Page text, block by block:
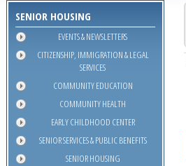
SENIOR HOUSING
EVENTS & NEWSLETTERS
CITIZENSHIP, IMMIGRATION & LEGAL
SERVICES
COMMUNITY EDUCATION
COMMUNITY HEALTH
EARLY CHILDHOOD CENTER
SENIOR SERVICES & PUBLIC BENEFITS
SENIOR HOUSING